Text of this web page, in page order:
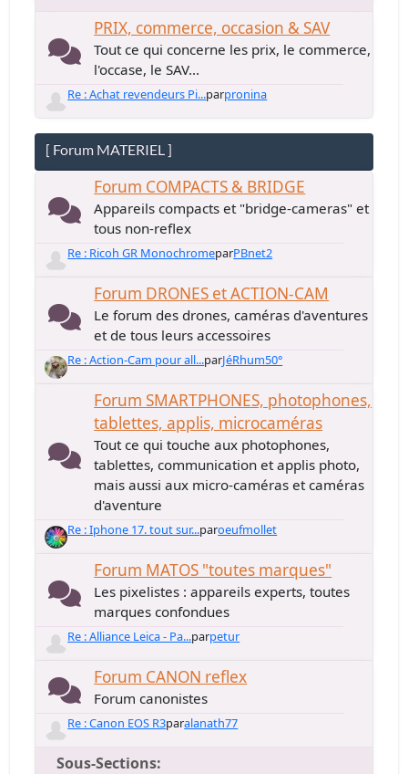
PRIX, commerce, occasion & SAV
Tout ce qui concerne les prix, le commerce,
l'occase, le SAV...
Re : Achat revendeurs Pi...parpronina
[ Forum MATERIEL ]
Forum COMPACTS & BRIDGE
Appareils compacts et "bridge-cameras" et
tous non-reflex
Re : Ricoh GR MonochromeparPBnet2
Forum DRONES et ACTION-CAM
Le forum des drones, caméras d'aventures
et de tous leurs accessoires
Re : Action-Cam pour all...parJéRhum50°
Forum SMARTPHONES, photophones,
tablettes, applis, microcaméras
Tout ce qui touche aux photophones,
tablettes, communication et applis photo,
mais aussi aux micro-caméras et caméras
d'aventure
Re : Iphone 17. tout sur...paroeufmollet
Forum MATOS "toutes marques"
Les pixelistes : appareils experts, toutes
marques confondues
Re : Alliance Leica - Pa...parpetur
Forum CANON reflex
Forum canonistes
Re : Canon EOS R3paralanath77
Sous-Sections